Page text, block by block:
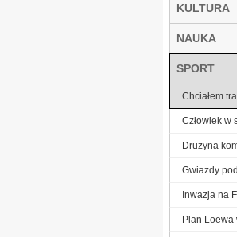
KULTURA
NAUKA
SPORT
Chciałem
Człowiek w
Drużyna
Gwiazdy
Inwazja na
Plan Loewa